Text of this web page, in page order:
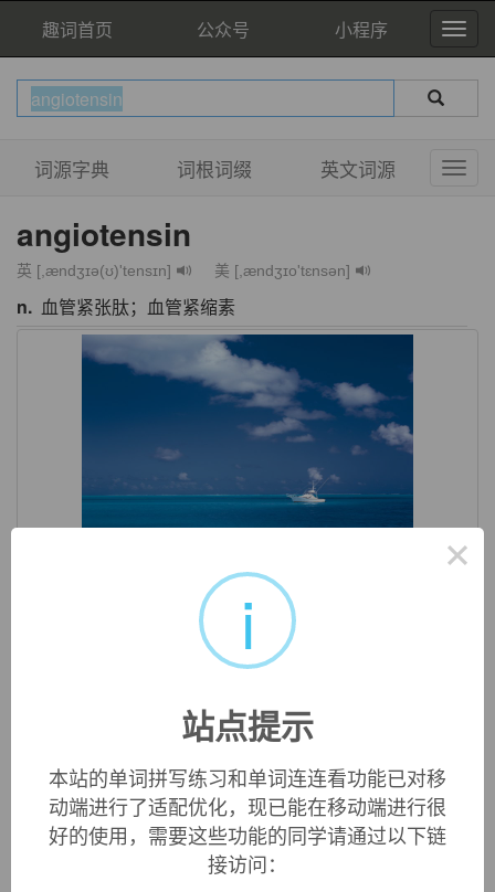
趣词首页 公众号 小程序
词源字典 词根词缀 英文词源
angiotensin
英 [,ændʒɪə(ʊ)'tensɪn] 美 [,ændʒɪo'tɛnsən]
n. 血管紧张肽；血管紧缩素
1/ 3
juxtaglomerular apparatus helps regulate volume and
在肾素 - 血管紧张素 - 醛固酮系统中, 肾小球旁体帮助调
节血容量和压力.
来自互联网
2. AIM: Cilazapril is the third generation ofangiotensin
converting enzyme inhibitor.
×
i
站点提示
本站的单词拼写练习和单词连连看功能已对移
动端进行了适配优化，现已能在移动端进行很
好的使用，需要这些功能的同学请通过以下链
接访问：